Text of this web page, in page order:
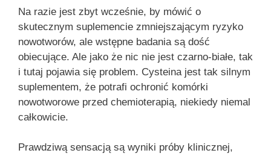
Na razie jest zbyt wcześnie, by mówić o
skutecznym suplemencie zmniejszającym ryzyko
nowotworów, ale wstępne badania są dość
obiecujące. Ale jako że nic nie jest czarno-białe, tak
i tutaj pojawia się problem. Cysteina jest tak silnym
suplementem, że potrafi ochronić komórki
nowotworowe przed chemioterapią, niekiedy niemal
całkowicie.
Prawdziwą sensacją są wyniki próby klinicznej,